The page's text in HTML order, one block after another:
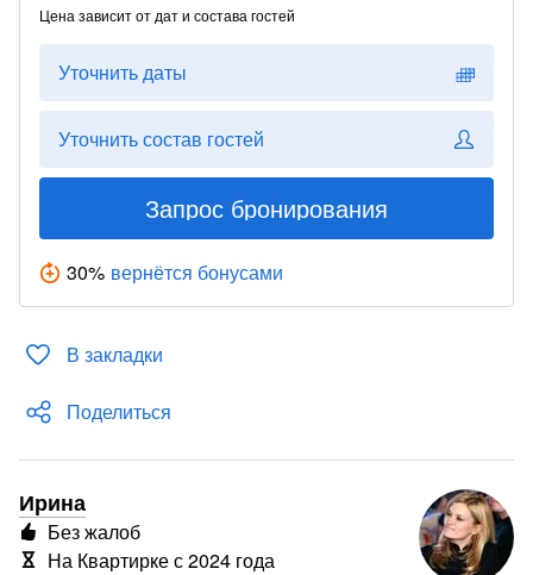
Цена зависит от дат и состава гостей
Уточнить даты
Уточнить состав гостей
Запрос бронирования
30% вернётся бонусами
В закладки
Поделиться
Ирина
Без жалоб
На Квартирке с 2024 года